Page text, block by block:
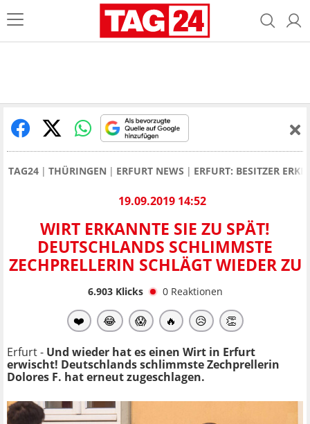
TAG24 THÜRINGEN ERFURT NEWS ERFURT: BESITZER
19.09.2019 14:52
WIRT ERKANNTE SIE ZU SPÄT!
DEUTSCHLANDS SCHLIMMSTE
ZECHPRELLERIN SCHLÄGT WIEDER ZU
6.903Klicks 0 Reaktionen
❤️ 😂 😱 🔥 😥 👏
Erfurt - Und wieder hat es einen Wirt in Erfurt
erwischt! Deutschlands schlimmste Zechprellerin
Dolores F. hat erneut zugeschlagen.